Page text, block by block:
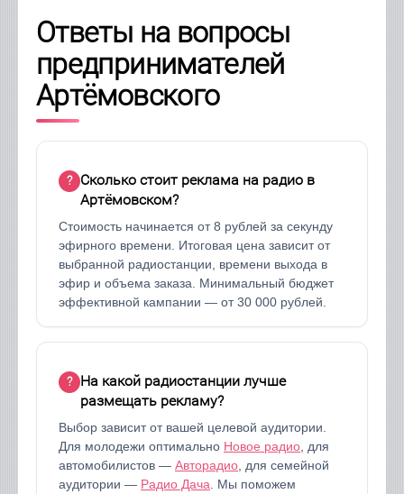
Ответы на вопросы
предпринимателей
Артёмовского
Сколько стоит реклама на радио в
Артёмовском?
Стоимость начинается от 8 рублей за секунду
эфирного времени. Итоговая цена зависит от
выбранной радиостанции, времени выхода в
эфир и объема заказа. Минимальный бюджет
эффективной кампании — от 30 000 рублей.
На какой радиостанции лучше
размещать рекламу?
Выбор зависит от вашей целевой аудитории.
Для молодежи оптимально Новое радио , для
автомобилистов — Авторадио , для семейной
аудитории — Радио Дача . Мы поможем